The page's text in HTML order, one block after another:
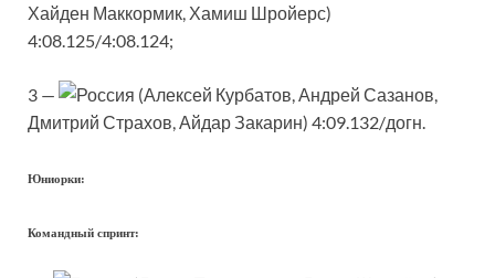
Хайден Маккормик, Хамиш Шройерс)
4:08.125/4:08.124;
3 —
(Алексей Курбатов, Андрей Сазанов,
Дмитрий Страхов, Айдар Закарин) 4:09.132/догн.
Юниорки:
Командный спринт: